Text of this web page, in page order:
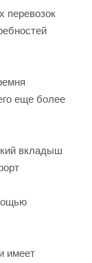
перевозок
еще более
вкладыш
имеет